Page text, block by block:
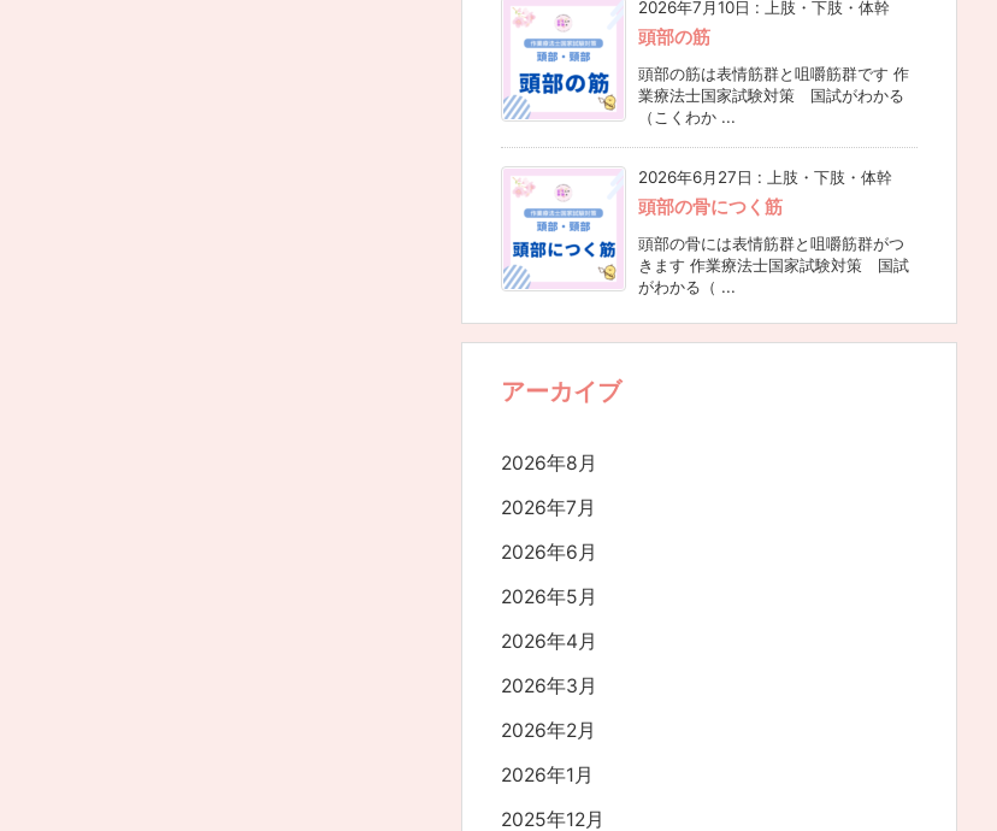
2026年7月10日 : 上肢・下肢・体幹
頭部の筋
頭部の筋は表情筋群と咀嚼筋群です 作
業療法士国家試験対策 国試がわかる
（こくわか ...
2026年6月27日 : 上肢・下肢・体幹
頭部の骨につく筋
頭部の骨には表情筋群と咀嚼筋群がつ
きます 作業療法士国家試験対策 国試
がわかる（ ...
アーカイブ
2026年8月
2026年7月
2026年6月
2026年5月
2026年4月
2026年3月
2026年2月
2026年1月
2025年12月